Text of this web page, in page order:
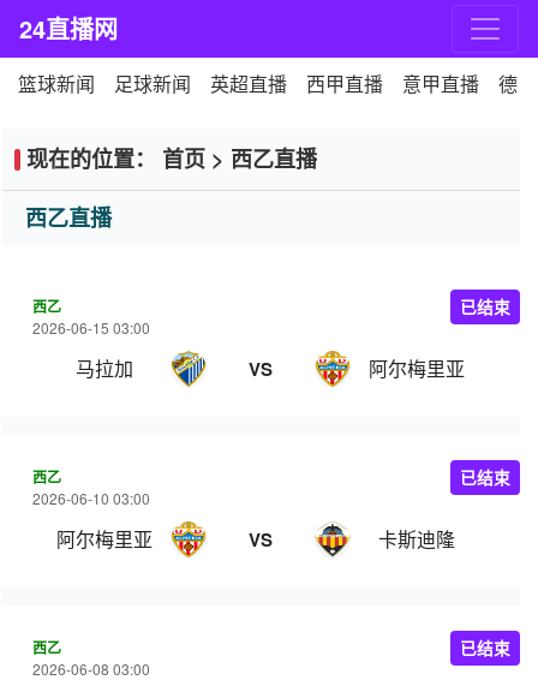
24直播网
篮球新闻 足球新闻 英超直播 西甲直播 意甲直播 德
现在的位置： 首页 > 西乙直播
西乙直播
西乙
2026-06-15 03:00
马拉加 VS 阿尔梅里亚
已结束
西乙
2026-06-10 03:00
阿尔梅里亚 VS 卡斯迪隆
已结束
西乙
2026-06-08 03:00
已结束